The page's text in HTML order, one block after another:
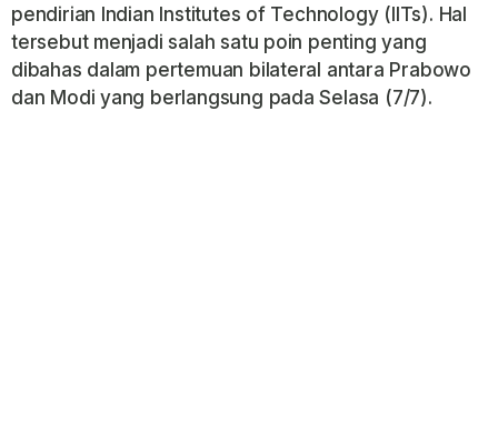
pendirian Indian Institutes of Technology (IITs). Hal
tersebut menjadi salah satu poin penting yang
dibahas dalam pertemuan bilateral antara Prabowo
dan Modi yang berlangsung pada Selasa (7/7).